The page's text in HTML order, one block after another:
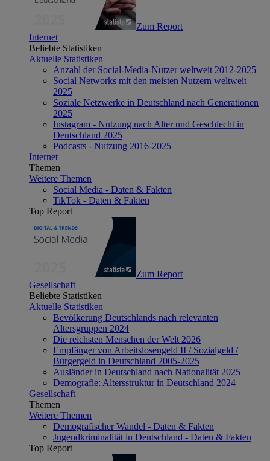
Zum Report
Internet
Beliebte Statistiken
Aktuelle Statistiken
Anzahl der Social-Media-Nutzer weltweit 2012-2025
Social Networks mit den meisten Nutzern weltweit
2025
Soziale Netzwerke in Deutschland nach Generationen
2025
Instagram - Nutzung nach Alter und Geschlecht in
Deutschland 2025
Podcasts - Nutzung 2016-2025
Internet
Themen
Weitere Themen
Social Media - Daten & Fakten
TikTok - Daten & Fakten
Top Report
Zum Report
Gesellschaft
Beliebte Statistiken
Aktuelle Statistiken
Bevölkerung Deutschlands nach relevanten
Altersgruppen 2024
Die reichsten Menschen der Welt 2026
Empfänger von Arbeitslosengeld II / Sozialgeld /
Bürgergeld in Deutschland 2005-2025
Ausländer in Deutschland nach Nationalität 2025
Demografie: Altersstruktur in Deutschland 2024
Gesellschaft
Themen
Weitere Themen
Demografischer Wandel - Daten & Fakten
Jugendkriminalität in Deutschland - Daten & Fakten
Top Report